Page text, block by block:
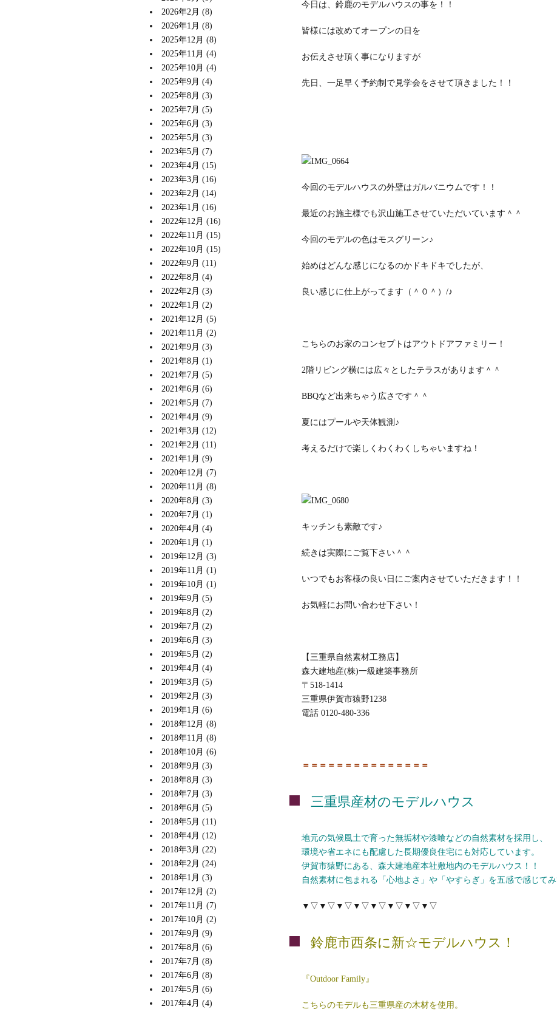
今日は、鈴鹿のモデルハウスの事を！！
皆様には改めてオープンの日を
お伝えさせ頂く事になりますが
先日、一足早く予約制で見学会をさせて頂きました！！
今回のモデルハウスの外壁はガルバニウムです！！
最近のお施主様でも沢山施工させていただいています＾＾
今回のモデルの色はモスグリーン♪
始めはどんな感じになるのかドキドキでしたが、
良い感じに仕上がってます（＾０＾）/♪
こちらのお家のコンセプトはアウトドアファミリー！
2階リビング横には広々としたテラスがあります＾＾
BBQなど出来ちゃう広さです＾＾
夏にはプールや天体観測♪
考えるだけで楽しくわくわくしちゃいますね！
キッチンも素敵です♪
続きは実際にご覧下さい＾＾
いつでもお客様の良い日にご案内させていただきます！！
お気軽にお問い合わせ下さい！
【三重県自然素材工務店】
森大建地産(株)一級建築事務所
〒518-1414
三重県伊賀市猿野1238
電話 0120-480-336
＝＝＝＝＝＝＝＝＝＝＝＝＝＝＝
三重県産材のモデルハウス
地元の気候風土で育った無垢材や漆喰などの自然素材を採用し、
環境や省エネにも配慮した長期優良住宅にも対応しています。
伊賀市猿野にある、森大建地産本社敷地内のモデルハウス！！
自然素材に包まれる「心地よさ」や「やすらぎ」を五感で感じてみ
▼▽▼▽▼▽▼▽▼▽▼▽▼▽▼▽
鈴鹿市西条に新☆モデルハウス！
『Outdoor Family』
こちらのモデルも三重県産の木材を使用。
2026年2月 (8)
2026年1月 (8)
2025年12月 (8)
2025年11月 (4)
2025年10月 (4)
2025年9月 (4)
2025年8月 (3)
2025年7月 (5)
2025年6月 (3)
2025年5月 (3)
2023年5月 (7)
2023年4月 (15)
2023年3月 (16)
2023年2月 (14)
2023年1月 (16)
2022年12月 (16)
2022年11月 (15)
2022年10月 (15)
2022年9月 (11)
2022年8月 (4)
2022年2月 (3)
2022年1月 (2)
2021年12月 (5)
2021年11月 (2)
2021年9月 (3)
2021年8月 (1)
2021年7月 (5)
2021年6月 (6)
2021年5月 (7)
2021年4月 (9)
2021年3月 (12)
2021年2月 (11)
2021年1月 (9)
2020年12月 (7)
2020年11月 (8)
2020年8月 (3)
2020年7月 (1)
2020年4月 (4)
2020年1月 (1)
2019年12月 (3)
2019年11月 (1)
2019年10月 (1)
2019年9月 (5)
2019年8月 (2)
2019年7月 (2)
2019年6月 (3)
2019年5月 (2)
2019年4月 (4)
2019年3月 (5)
2019年2月 (3)
2019年1月 (6)
2018年12月 (8)
2018年11月 (8)
2018年10月 (6)
2018年9月 (3)
2018年8月 (3)
2018年7月 (3)
2018年6月 (5)
2018年5月 (11)
2018年4月 (12)
2018年3月 (22)
2018年2月 (24)
2018年1月 (3)
2017年12月 (2)
2017年11月 (7)
2017年10月 (2)
2017年9月 (9)
2017年8月 (6)
2017年7月 (8)
2017年6月 (8)
2017年5月 (6)
2017年4月 (4)